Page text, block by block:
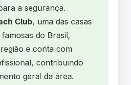
a segurança.
Club, uma das casas
do Brasil,
e conta com
contribuindo
geral da área.